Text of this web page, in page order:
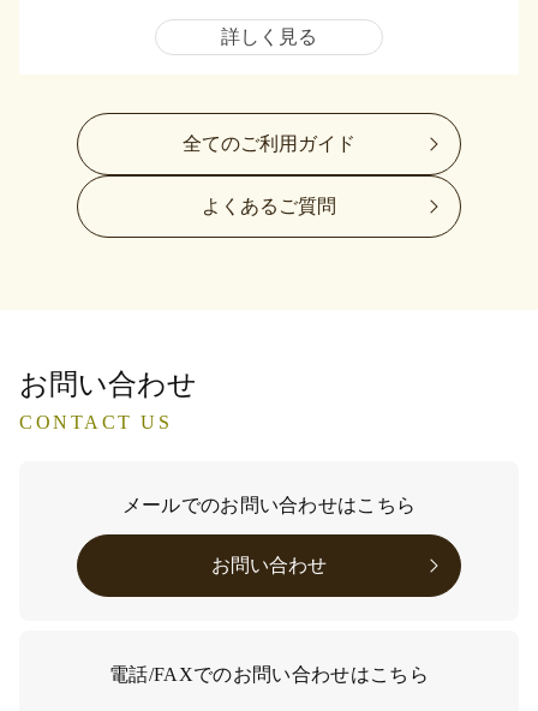
詳しく見る
全てのご利用ガイド
よくあるご質問
お問い合わせ
CONTACT US
メールでのお問い合わせはこちら
お問い合わせ
電話/FAXでのお問い合わせはこちら